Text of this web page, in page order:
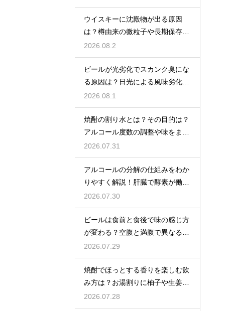
ウイスキーに沈殿物が出る原因
は？樽由来の微粒子や長期保存で
成分が析出するため
2026.08.2
ビールが光劣化でスカンク臭にな
る原因は？日光による風味劣化を
解説
2026.08.1
焼酎の割り水とは？その目的は？
アルコール度数の調整や味をまろ
やかにする効果を解説
2026.07.31
アルコールの分解の仕組みをわか
りやすく解説！肝臓で酵素が働き
アセトアルデヒドに変化して無害
化
2026.07.30
ビールは食前と食後で味の感じ方
が変わる？空腹と満腹で異なる味
覚の感じ方を解説
2026.07.29
焼酎でほっとする香りを楽しむ飲
み方は？お湯割りに柚子や生姜を
加えてリラックス効果を実感
2026.07.28